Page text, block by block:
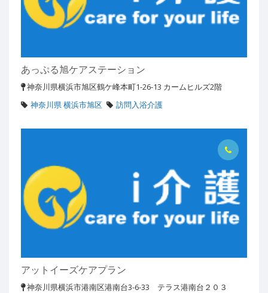
あっぷる旭ケアステーション
神奈川県横浜市旭区鶴ケ峰本町1-26-13 カームヒルズ2階
神奈川県 横浜市旭区
訪問入浴介護
アットイーズケアプラン
神奈川県横浜市港南区港南台3-6-33 テラス港南台２０３